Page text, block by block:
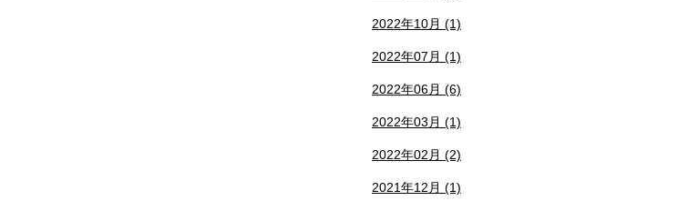
2022年10月 (1)
2022年07月 (1)
2022年06月 (6)
2022年03月 (1)
2022年02月 (2)
2021年12月 (1)